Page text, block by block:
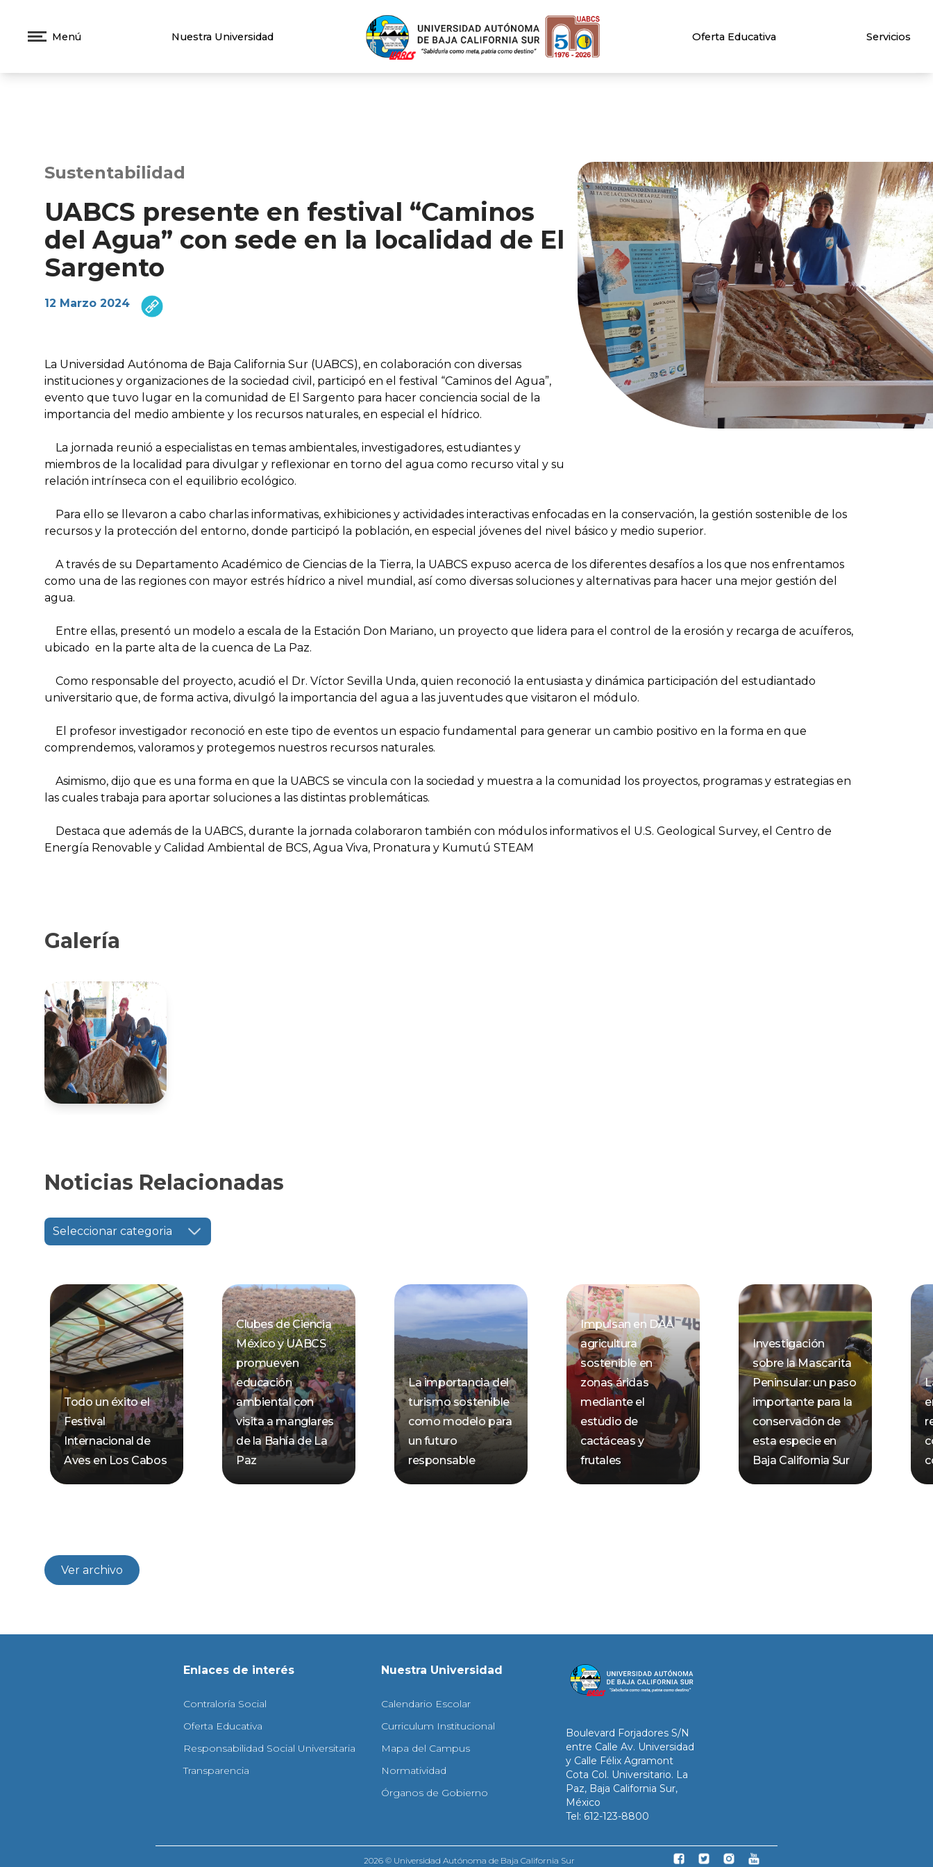
Menú Nuestra Universidad Oferta Educativa Servicios
Sustentabilidad
UABCS presente en festival “Caminos
del Agua” con sede en la localidad de El
Sargento
12 Marzo 2024
La Universidad Autónoma de Baja California Sur (UABCS), en colaboración con diversas
instituciones y organizaciones de la sociedad civil, participó en el festival “Caminos del Agua”,
evento que tuvo lugar en la comunidad de El Sargento para hacer conciencia social de la
importancia del medio ambiente y los recursos naturales, en especial el hídrico.
La jornada reunió a especialistas en temas ambientales, investigadores, estudiantes y
miembros de la localidad para divulgar y reflexionar en torno del agua como recurso vital y su
relación intrínseca con el equilibrio ecológico.
Para ello se llevaron a cabo charlas informativas, exhibiciones y actividades interactivas enfocadas en la conservación, la gestión sostenible de los
recursos y la protección del entorno, donde participó la población, en especial jóvenes del nivel básico y medio superior.
A través de su Departamento Académico de Ciencias de la Tierra, la UABCS expuso acerca de los diferentes desafíos a los que nos enfrentamos
como una de las regiones con mayor estrés hídrico a nivel mundial, así como diversas soluciones y alternativas para hacer una mejor gestión del
agua.
Entre ellas, presentó un modelo a escala de la Estación Don Mariano, un proyecto que lidera para el control de la erosión y recarga de acuíferos,
ubicado en la parte alta de la cuenca de La Paz.
Como responsable del proyecto, acudió el Dr. Víctor Sevilla Unda, quien reconoció la entusiasta y dinámica participación del estudiantado
universitario que, de forma activa, divulgó la importancia del agua a las juventudes que visitaron el módulo.
El profesor investigador reconoció en este tipo de eventos un espacio fundamental para generar un cambio positivo en la forma en que
comprendemos, valoramos y protegemos nuestros recursos naturales.
Asimismo, dijo que es una forma en que la UABCS se vincula con la sociedad y muestra a la comunidad los proyectos, programas y estrategias en
las cuales trabaja para aportar soluciones a las distintas problemáticas.
Destaca que además de la UABCS, durante la jornada colaboraron también con módulos informativos el U.S. Geological Survey, el Centro de
Energía Renovable y Calidad Ambiental de BCS, Agua Viva, Pronatura y Kumutú STEAM
Galería
Noticias Relacionadas
Seleccionar categoria
Todo un éxito el
Festival
Internacional de
Aves en Los Cabos
Clubes de Ciencia
México y UABCS
promueven
educación
ambiental con
visita a manglares
de la Bahía de La
Paz
La importancia del
turismo sostenible
como modelo para
un futuro
responsable
Impulsan en DAA
agricultura
sostenible en
zonas áridas
mediante el
estudio de
cactáceas y
frutales
Investigación
sobre la Mascarita
Peninsular: un paso
importante para la
conservación de
esta especie en
Baja California Sur
Ver archivo
Enlaces de interés
Contraloría Social
Oferta Educativa
Responsabilidad Social Universitaria
Transparencia
Nuestra Universidad
Calendario Escolar
Curriculum Institucional
Mapa del Campus
Normatividad
Órganos de Gobierno
Boulevard Forjadores S/N
entre Calle Av. Universidad
y Calle Félix Agramont
Cota Col. Universitario. La
Paz, Baja California Sur,
México
Tel: 612-123-8800
2026 © Universidad Autónoma de Baja California Sur